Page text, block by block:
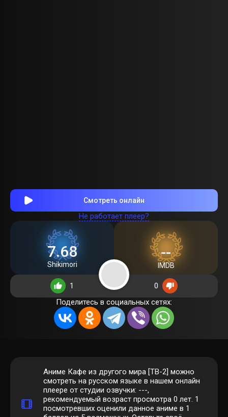
Смотреть онлайн
Не работает плеер?
7.68
Shikimori
--
IMDB
1
0
Поделитесь в социальных сетях:
Аниме Кафе из другого мира [ТВ-2] можно
смотреть на русском языке в нашем онлайн
плеере от студии озвучки: ---,
рекомендуемый возраст просмотра 0 лет. 1
посмотревших оценили данное аниме в 1